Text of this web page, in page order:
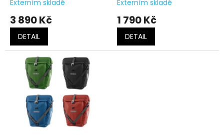
Externím skladě
3 890 Kč
DETAIL
Externím skladě
1 790 Kč
DETAIL